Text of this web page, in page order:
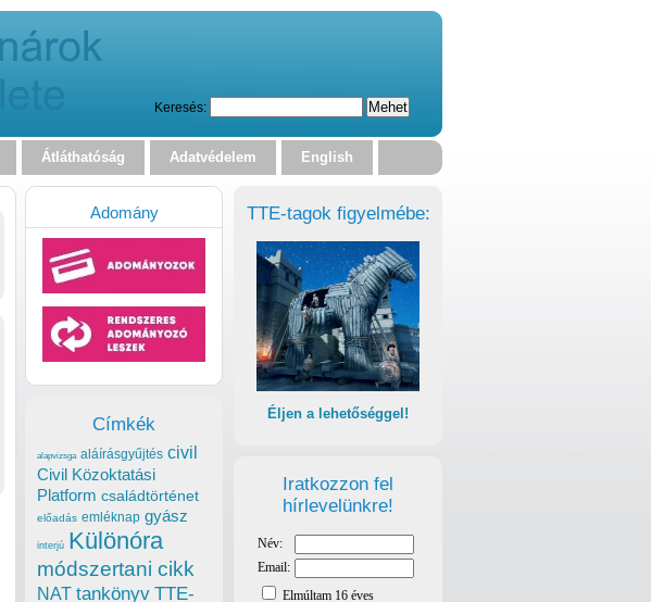
Keresés:
Átláthatóság Adatvédelem English
TTE-tagok figyelmébe:
Éljen a lehetőséggel!
Iratkozzon fel
hírlevelünkre!
Adomány
Címkék
alapvizsga aláírásgyűjtés civil
Civil Közoktatási
Platform családtörténet
előadás emléknap gyász
interjú Különóra
módszertani cikk
NAT tankönyv TTE-